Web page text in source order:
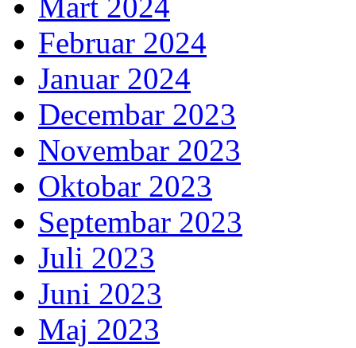
Februar 2024
Januar 2024
Decembar 2023
Novembar 2023
Oktobar 2023
Septembar 2023
Juli 2023
Juni 2023
Maj 2023